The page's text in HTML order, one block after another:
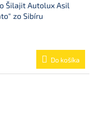
Šilajit Autolux Asil
zo Sibíru
Do košíka